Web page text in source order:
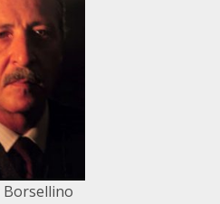
Borsellino